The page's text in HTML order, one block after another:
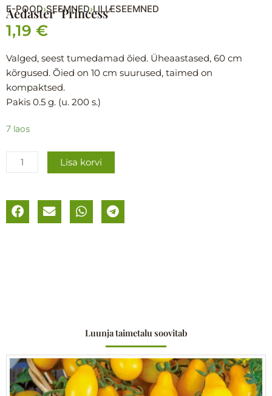
E-POOD›SEEMNED›LILLESEEMNED
Aedaster ´Princess´
1,19 €
Valged, seest tumedamad õied. Üheaastased, 60 cm
kõrgused. Õied on 10 cm suurused, taimed on
kompaktsed.
Pakis 0.5 g. (u. 200 s.)
7 laos
Aedaster
kogus
Lisa korvi
Luunja taimetalu soovitab